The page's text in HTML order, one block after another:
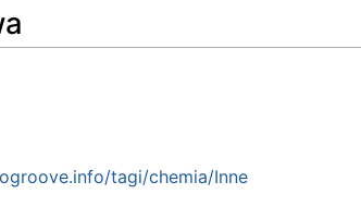
tagi/chemia/Inne